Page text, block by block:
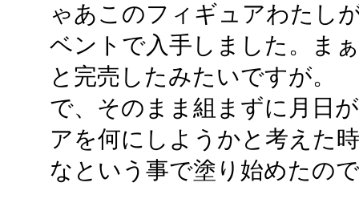
ゃあこのフィギュアわたし
ベントで入手しました。ま
と完売したみたいですが。
で、そのまま組まずに月日
アを何にしようかと考えた
なという事で塗り始めたの